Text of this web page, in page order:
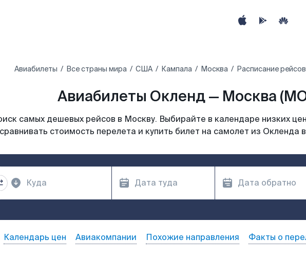
Авиабилеты Все страны мира США Кампала Москва Расписание
Авиабилеты Окленд — Москва
самых дешевых рейсов в Москву. Выбирайте в календаре низких
сравнивать стоимость перелета и купить билет на самолет из Окленда
Календарь цен Авиакомпании Похожие направления Факты о